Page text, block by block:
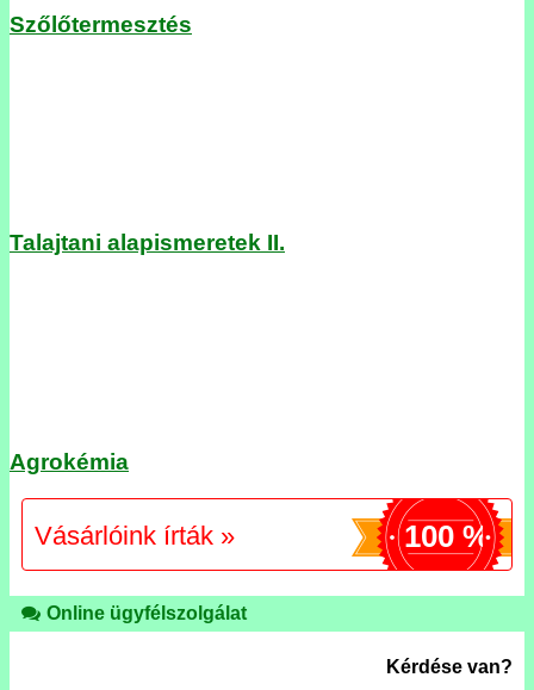
Szőlőtermesztés
Talajtani alapismeretek II.
Agrokémia
Vásárlóink írták » 100 %
Online ügyfélszolgálat
Kérdése van?